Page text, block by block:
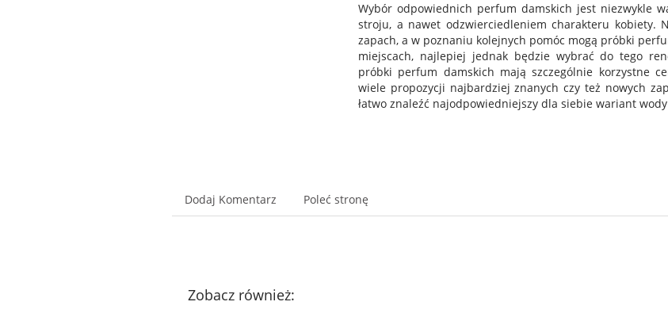
Wybór odpowiednich perfum damskich jest niezwykle
stroju, a nawet odzwierciedleniem charakteru kobiety.
zapach, a w poznaniu kolejnych pomóc mogą próbki
miejscach, najlepiej jednak będzie wybrać do tego
próbki perfum damskich mają szczególnie korzystne
wiele propozycji najbardziej znanych czy też nowych
łatwo znaleźć najodpowiedniejszy dla siebie wariant
Dodaj Komentarz Poleć stronę
Zobacz również: